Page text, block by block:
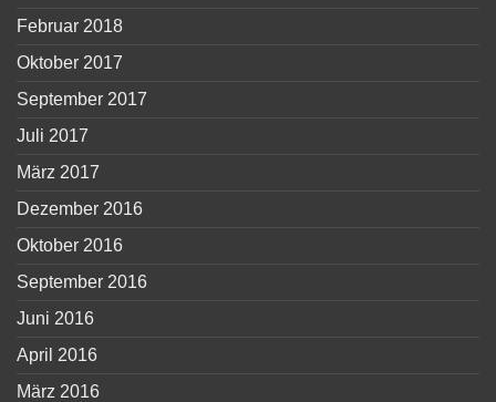
Februar 2018
Oktober 2017
September 2017
Juli 2017
März 2017
Dezember 2016
Oktober 2016
September 2016
Juni 2016
April 2016
März 2016